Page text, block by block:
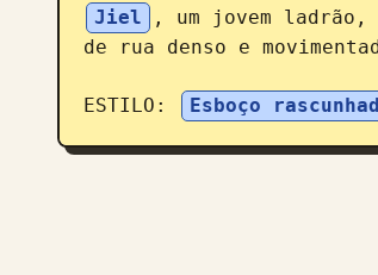
Jiel
, um jovem ladrão,
de rua denso e
ESTILO: Esboço